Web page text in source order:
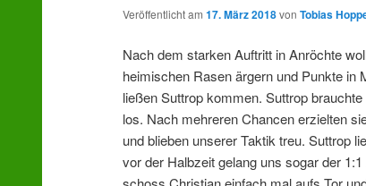
Veröffentlicht am17. März 2018vonTobias
Nach dem starken Auftritt in Anröchte
heimischen Rasen ärgern und Punkte in
ließen Suttrop kommen. Suttrop
los. Nach mehreren Chancen erzielten
und blieben unserer Taktik treu. Suttrop
vor der Halbzeit gelang uns sogar der